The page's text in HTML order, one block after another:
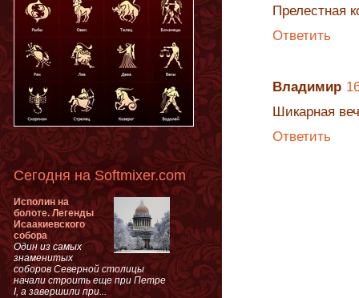
Прелестная
Ответить
Владимир
Шикарная
Ответить
Сегодня на Softmixer.com
Исполин на
болоте. Легенды
Исаакиевского
собора
Один из самых
знаменитых
соборов Северной столицы
начали строить еще при Петре
I, а завершили при...